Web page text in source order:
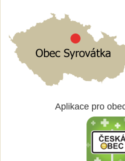
Aplikace pro